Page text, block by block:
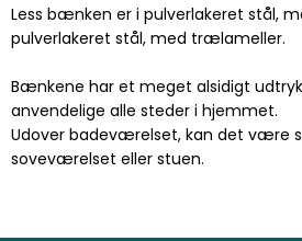
Less bænken er i pulverlakeret stål,
pulverlakeret stål, med trælameller.
Bænkene har et meget alsidigt
anvendelige alle steder i hjemmet.
Udover badeværelset, kan det være
soveværelset eller stuen.